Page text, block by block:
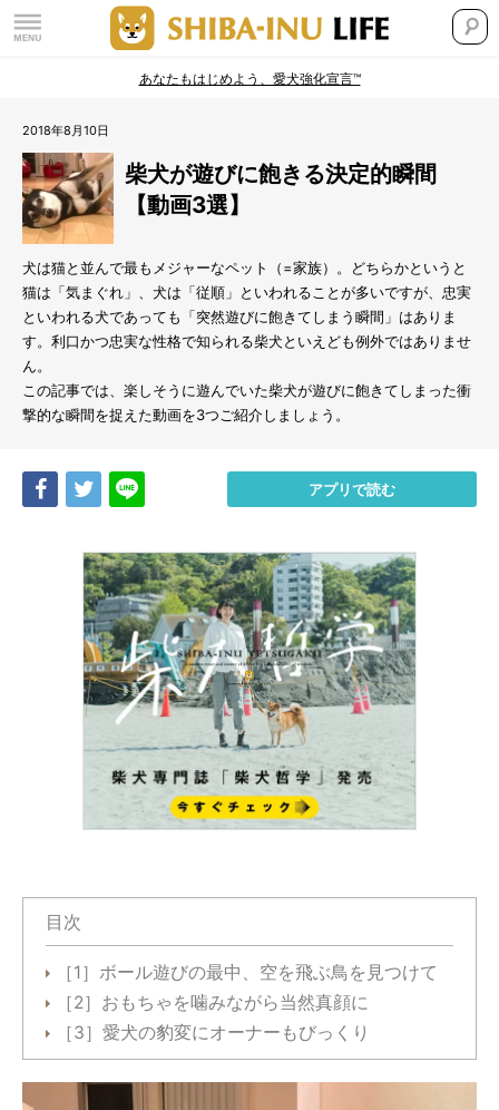
あなたもはじめよう、愛犬強化宣言™
2018年8月10日
柴犬が遊びに飽きる決定的瞬間
【動画3選】
犬は猫と並んで最もメジャーなペット（=家族）。どちらかというと
猫は「気まぐれ」、犬は「従順」といわれることが多いですが、忠実
といわれる犬であっても「突然遊びに飽きてしまう瞬間」はありま
す。利口かつ忠実な性格で知られる柴犬といえども例外ではありませ
ん。
この記事では、楽しそうに遊んでいた柴犬が遊びに飽きてしまった衝
撃的な瞬間を捉えた動画を3つご紹介しましょう。
Share Tweet アプリで読む
目次
［1］ボール遊びの最中、空を飛ぶ鳥を見つけて
［2］おもちゃを噛みながら当然真顔に
［3］愛犬の豹変にオーナーもびっくり